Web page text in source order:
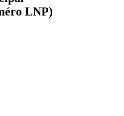
LNP)